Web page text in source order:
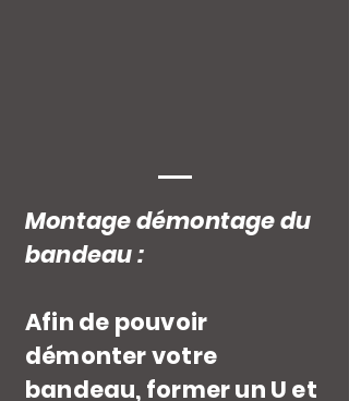
Montage démontage du
bandeau :
Afin de pouvoir
démonter votre
bandeau, former un U et